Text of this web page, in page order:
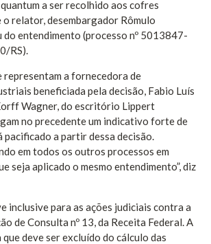
a ser recolhido aos cofres
o relator, desembargador Rômulo
entendimento (processo nº 5013847-
RS).
representam a fornecedora de
beneficiada pela decisão, Fabio Luís
Wagner, do escritório Lippert
no precedente um indicativo forte de
pacificado a partir dessa decisão.
em todos os outros processos em
seja aplicado o mesmo entendimento”, diz
inclusive para as ações judiciais contra a
de Consulta nº 13, da Receita Federal. A
deve ser excluído do cálculo das